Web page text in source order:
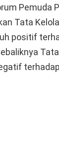
Pemuda
Tata
positif